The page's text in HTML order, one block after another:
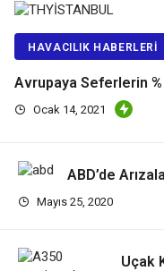
HAVACILIK HABERLERI
Avrupaya Seferlerin
Ocak 14, 2021
ABD’de
Mayıs 25, 2020
Uçak